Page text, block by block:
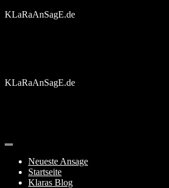
Skip
KLaRaAnSagE.de
KLaRaAnSagE.de
Neueste Ansage
Startseite
Klaras Blog